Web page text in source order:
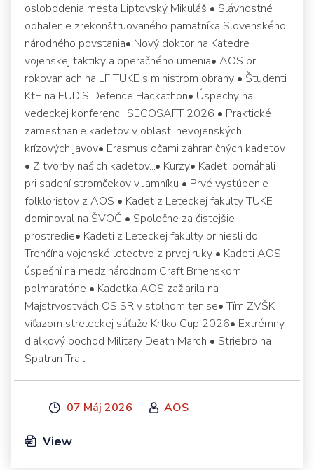
oslobodenia mesta Liptovský Mikuláš • Slávnostné
odhalenie zrekonštruovaného pamätníka Slovenského
národného povstania• Nový doktor na Katedre
vojenskej taktiky a operačného umenia• AOS pri
rokovaniach na LF TUKE s ministrom obrany • Študenti
KtE na EUDIS Defence Hackathon• Úspechy na
vedeckej konferencii SECOSAFT 2026 • Praktické
zamestnanie kadetov v oblasti nevojenských
krízových javov• Erasmus očami zahraničných kadetov
• Z tvorby našich kadetov...• Kurzy• Kadeti pomáhali
pri sadení stromčekov v Jamníku • Prvé vystúpenie
folkloristov z AOS • Kadet z Leteckej fakulty TUKE
dominoval na ŠVOČ • Spoločne za čistejšie
prostredie• Kadeti z Leteckej fakulty priniesli do
Trenčína vojenské letectvo z prvej ruky • Kadeti AOS
úspešní na medzinárodnom Craft Brnenskom
polmaratóne • Kadetka AOS zažiarila na
Majstrvostvách OS SR v stolnom tenise• Tím ZVŠK
víťazom streleckej súťaže Krtko Cup 2026• Extrémny
diaľkový pochod Military Death March • Striebro na
Spatran Trail
07 Máj 2026 AOS
View